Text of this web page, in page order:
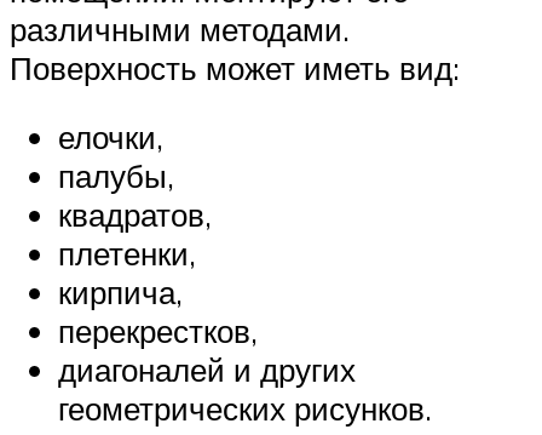
различными методами.
Поверхность может иметь вид:
елочки,
палубы,
квадратов,
плетенки,
кирпича,
перекрестков,
диагоналей и других
геометрических рисунков.